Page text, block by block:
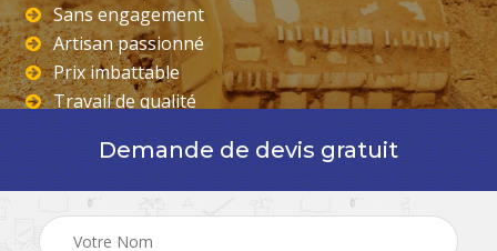
Sans engagement
Artisan passionné
Prix imbattable
Travail de qualité
Demande de devis gratuit